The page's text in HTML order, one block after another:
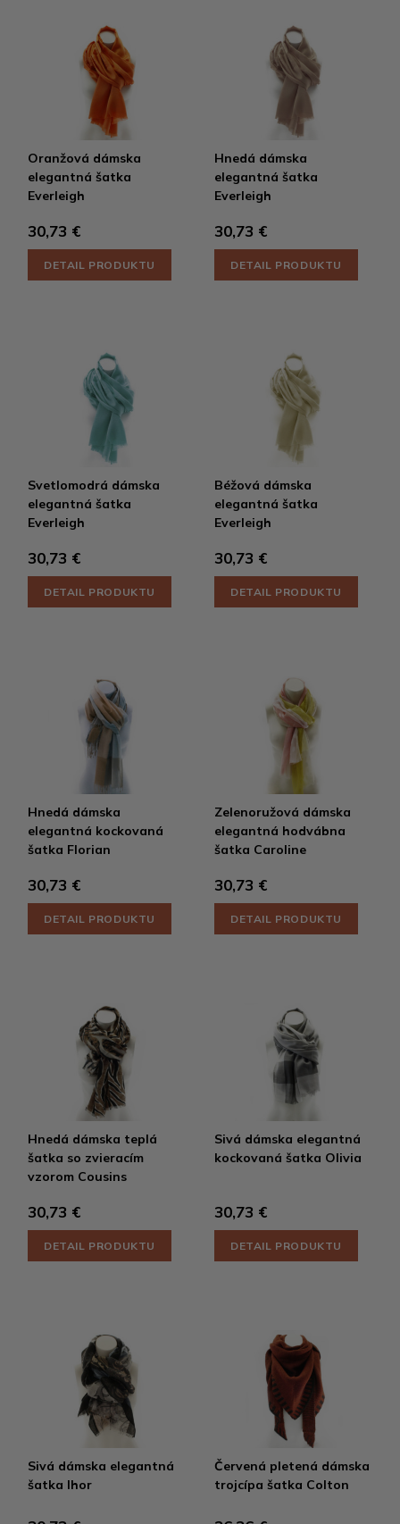
Oranžová dámska
elegantná šatka
Everleigh
30,73 €
DETAIL PRODUKTU
Hnedá dámska
elegantná šatka
Everleigh
30,73 €
DETAIL PRODUKTU
Svetlomodrá dámska
elegantná šatka
Everleigh
30,73 €
DETAIL PRODUKTU
Béžová dámska
elegantná šatka
Everleigh
30,73 €
DETAIL PRODUKTU
Hnedá dámska
elegantná kockovaná
šatka Florian
30,73 €
DETAIL PRODUKTU
Zelenoružová dámska
elegantná hodvábna
šatka Caroline
30,73 €
DETAIL PRODUKTU
Hnedá dámska teplá
šatka so zvieracím
vzorom Cousins
30,73 €
DETAIL PRODUKTU
Sivá dámska elegantná
kockovaná šatka Olivia
30,73 €
DETAIL PRODUKTU
Sivá dámska elegantná
šatka Ihor
Červená pletená dámska
trojcípa šatka Colton